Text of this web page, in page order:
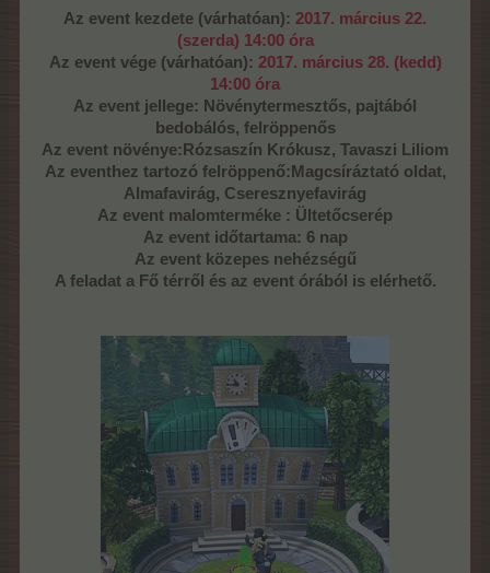
Az event kezdete (várhatóan): 2017. március 22.
(szerda) 14:00 óra
Az event vége (várhatóan): 2017. március 28. (kedd)
14:00 óra
Az event jellege: Növénytermesztős, pajtából
bedobálós, felröppenős
Az event növénye:Rózsaszín Krókusz, Tavaszi Liliom
Az eventhez tartozó felröppenő:Magcsíráztató oldat,
Almafavirág, Cseresznyefavirág
Az event malomterméke : Ültetőcserép
Az event időtartama: 6 nap
Az event közepes nehézségű
A feladat a Fő térről és az event órából is elérhető.